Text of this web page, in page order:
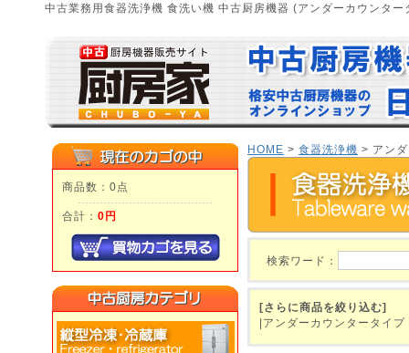
中古業務用食器洗浄機 食洗い機 中古厨房機器 (アンダーカウンター
商品数：0点
合計： 0円
HOME > 食器洗浄機 > アン
検索ワード：
[さらに商品を絞り込む]
|アンダーカウンタータイ